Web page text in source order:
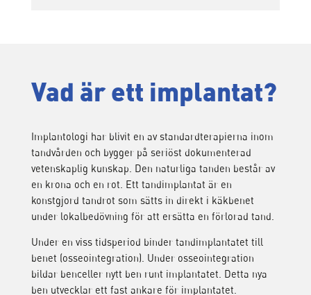
Vad är ett implantat?
Implantologi har blivit en av standardterapierna inom
tandvården och bygger på seriöst dokumenterad
vetenskaplig kunskap. Den naturliga tanden består av
en krona och en rot. Ett tandimplantat är en
konstgjord tandrot som sätts in direkt i käkbenet
under lokalbedövning för att ersätta en förlorad tand.
Under en viss tidsperiod binder tandimplantatet till
benet (osseointegration). Under osseointegration
bildar benceller nytt ben runt implantatet. Detta nya
ben utvecklar ett fast ankare för implantatet.